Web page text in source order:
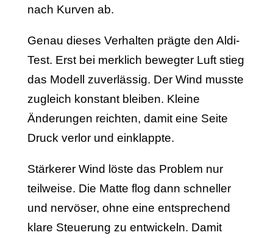
nach Kurven ab.
Genau dieses Verhalten prägte den Aldi-
Test. Erst bei merklich bewegter Luft stieg
das Modell zuverlässig. Der Wind musste
zugleich konstant bleiben. Kleine
Änderungen reichten, damit eine Seite
Druck verlor und einklappte.
Stärkerer Wind löste das Problem nur
teilweise. Die Matte flog dann schneller
und nervöser, ohne eine entsprechend
klare Steuerung zu entwickeln. Damit